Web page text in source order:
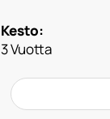
Kesto:
3 Vuotta